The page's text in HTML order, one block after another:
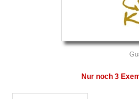
Nur noch 3